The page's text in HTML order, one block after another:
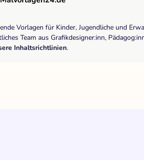
Vorlagen für Kinder, Jugendliche und
Team aus Grafikdesigner:inn,
Inhaltsrichtlinien.